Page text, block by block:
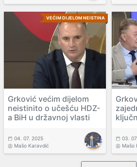
VEĆIM DIJELOM NEISTINA
Grković većim dijelom
neistinito o učešću HDZ-
a BiH u državnoj vlasti
04. 07. 2025
Mašo Karavdić
03.
Mašo